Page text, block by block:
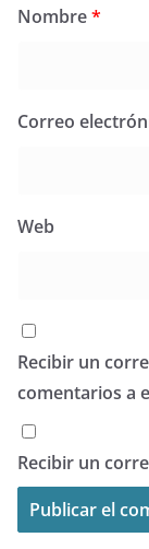
Nombre*
Correo
Web
Recibir un
comentarios a
Recibir un